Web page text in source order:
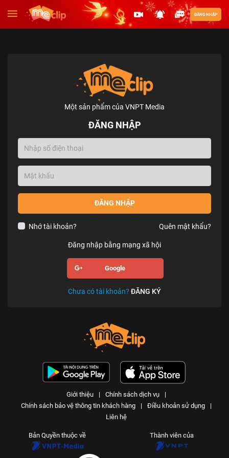
ĐĂNG NHẬP
Một sản phẩm của VNPT Media
ĐĂNG NHẬP
ĐĂNG NHẬP
Nhớ tài khoản? Quên mật khẩu?
Đăng nhập bằng mạng xã hội
Google
Chưa có tài khoản? ĐĂNG KÝ
Giới thiệu | Chính sách dịch vụ
|
Chính sách bảo vệ thông tin khách hàng
| Điều khoản sử dụng
|
Liên hệ
Bản Quyền thuộc về Thành viên của